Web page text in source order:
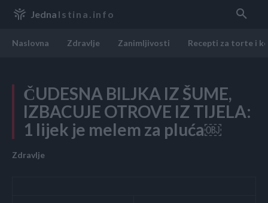
Jedna Istina.info
Naslovna Zdravlje Zanimljivosti Recepti za torte i
ČUDESNA BILJKA IZ ŠUME,
IZBACUJE OTROVE IZ TIJELA:
1 lijek je melem za pluća￼
Zdravlje